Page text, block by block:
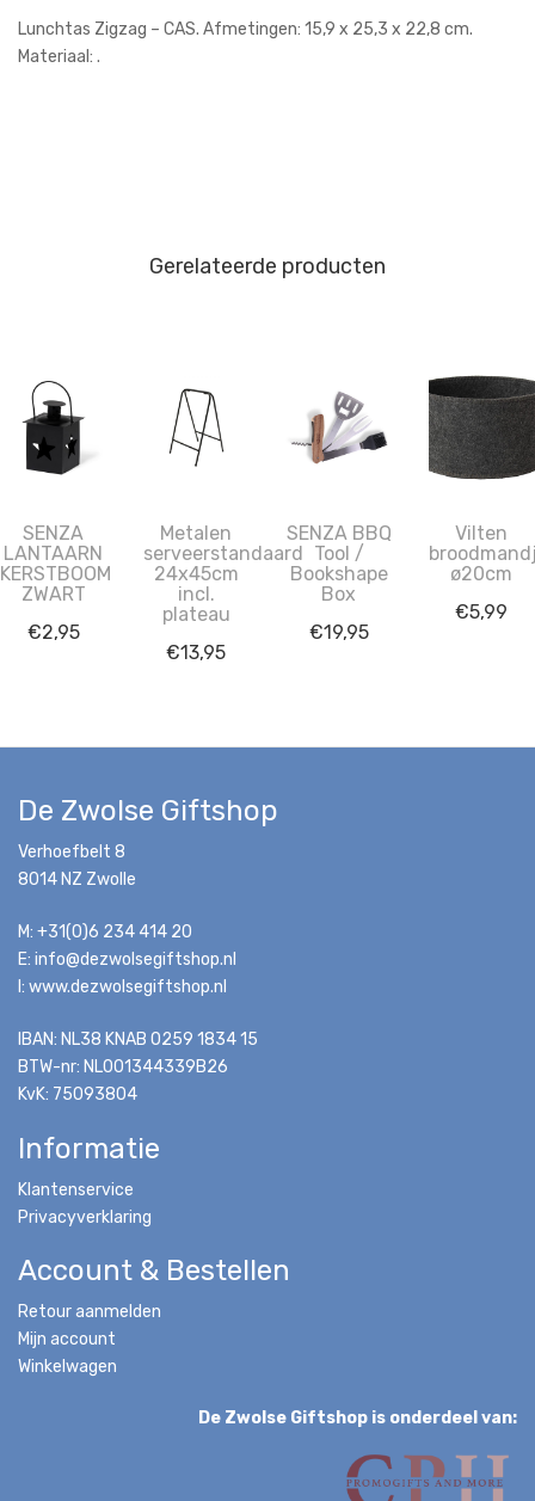
Lunchtas Zigzag – CAS. Afmetingen: 15,9 x 25,3 x 22,8 cm.
Materiaal: .
Gerelateerde producten
SENZA
LANTAARN
KERSTBOOM
ZWART
€2,95
Metalen
serveerstandaard
24x45cm
incl.
plateau
€13,95
SENZA BBQ
Tool /
Bookshape
Box
€19,95
Vilten
ø20cm
€5,99
De Zwolse Giftshop
Verhoefbelt 8
8014 NZ Zwolle
M: +31(0)6 234 414 20
E: info@dezwolsegiftshop.nl
I: www.dezwolsegiftshop.nl
IBAN: NL38 KNAB 0259 1834 15
BTW-nr: NL001344339B26
KvK: 75093804
Informatie
Klantenservice
Privacyverklaring
Account & Bestellen
Retour aanmelden
Mijn account
Winkelwagen
De Zwolse Giftshop is onderdeel van: